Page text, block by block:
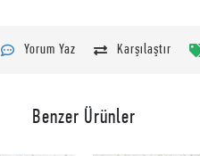
Yorum Yaz Karşılaştır
Benzer Ürünler